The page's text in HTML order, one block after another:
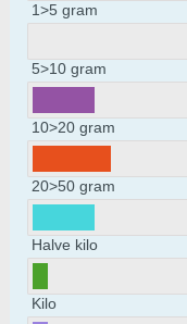
1>5 gram
5>10 gram
10>20 gram
20>50 gram
Halve kilo
Kilo